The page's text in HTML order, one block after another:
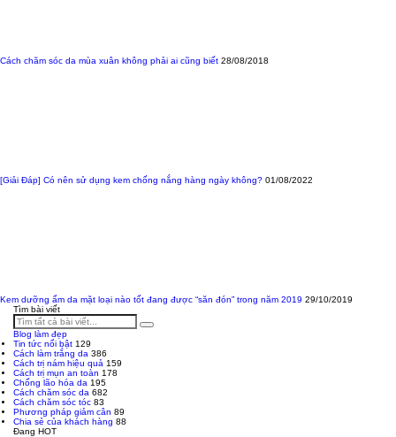
Cách chăm sóc da mùa xuân không phải ai cũng biết 28/08/2018
[Giải Đáp] Có nên sử dụng kem chống nắng hàng ngày không? 01/08/2022
Kem dưỡng ẩm da mặt loại nào tốt đang được “săn đón” trong năm 2019 29/10/2019
Tìm bài viết
Blog làm đẹp
Tin tức nổi bật 129
Cách làm trắng da 386
Cách trị nám hiệu quả 159
Cách trị mụn an toàn 178
Chống lão hóa da 195
Cách chăm sóc da 682
Cách chăm sóc tóc 83
Phương pháp giảm cân 89
Chia sẻ của khách hàng 88
Đang HOT